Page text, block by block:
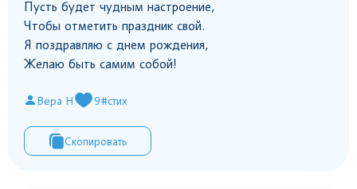
Пусть будет чудным настроение,
Чтобы отметить праздник свой.
Я поздравляю с днем рождения,
Желаю быть самим собой!
Вера Н 9#стих
Скопировать